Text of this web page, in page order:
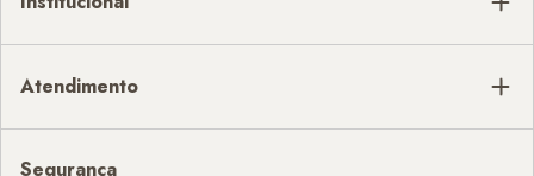
Atendimento
Segurança